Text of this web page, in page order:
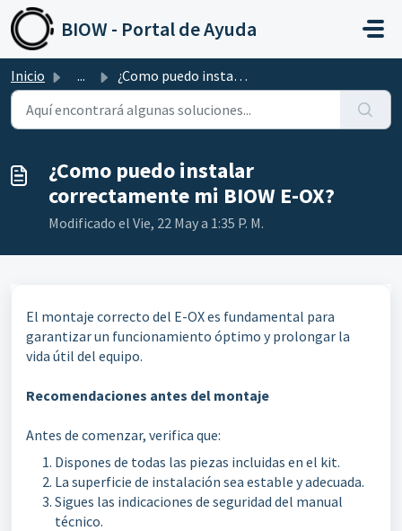
Saltar al contenido principal
BIOW - Portal de Ayuda
Inicio ... ¿Como puedo instalar correctamente mi BIOW E-OX?
¿Como puedo instalar
correctamente mi BIOW E-OX?
Modificado el Vie, 22 May a 1:35 P. M.
El montaje correcto del E-OX es fundamental para
garantizar un funcionamiento óptimo y prolongar la
vida útil del equipo.
Recomendaciones antes del montaje
Antes de comenzar, verifica que:
Dispones de todas las piezas incluidas en el kit.
La superficie de instalación sea estable y adecuada.
Sigues las indicaciones de seguridad del manual
técnico.